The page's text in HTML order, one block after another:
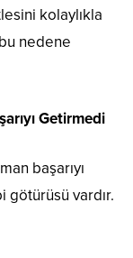
kolaylıkla
nedene
Getirmedi
başarıyı
vardır.